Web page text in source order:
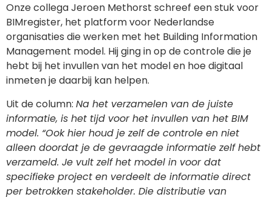
Onze collega Jeroen Methorst schreef een stuk voor
BIMregister, het platform voor Nederlandse
organisaties die werken met het Building Information
Management model. Hij ging in op de controle die je
hebt bij het invullen van het model en hoe digitaal
inmeten je daarbij kan helpen.
Uit de column: Na het verzamelen van de juiste
informatie, is het tijd voor het invullen van het BIM
model. “Ook hier houd je zelf de controle en niet
alleen doordat je de gevraagde informatie zelf hebt
verzameld. Je vult zelf het model in voor dat
specifieke project en verdeelt de informatie direct
per betrokken stakeholder. Die distributie van